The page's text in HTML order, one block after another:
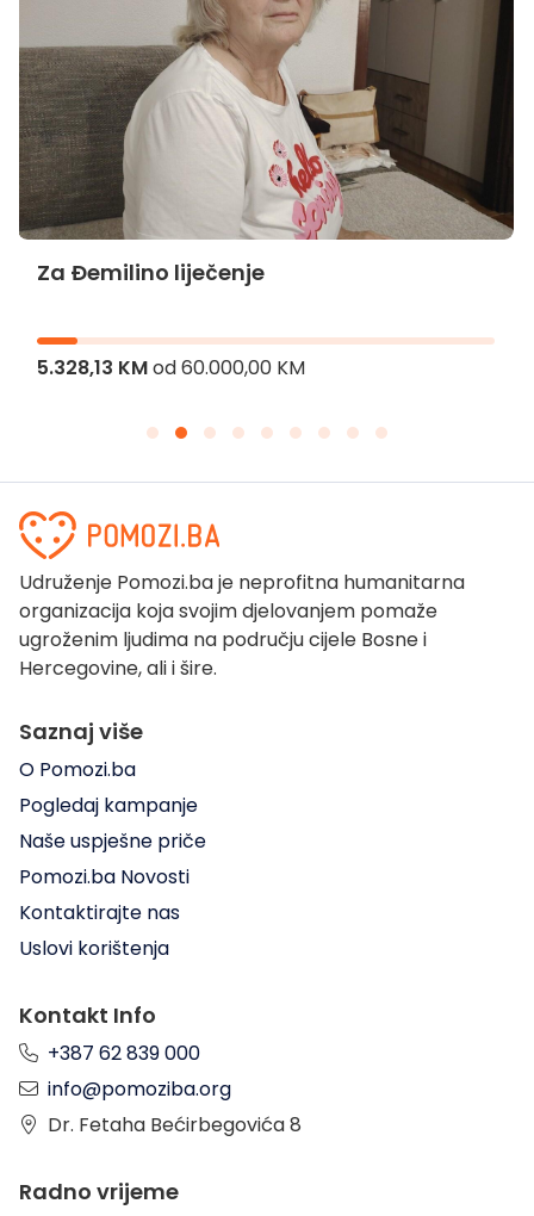
Za Đemilino liječenje
5.328,13 KMod60.000,00 KM
Udruženje Pomozi.ba je neprofitna humanitarna
organizacija koja svojim djelovanjem pomaže
ugroženim ljudima na području cijele Bosne i
Hercegovine, ali i šire.
Saznaj više
O Pomozi.ba
Pogledaj kampanje
Naše uspješne priče
Pomozi.ba Novosti
Kontaktirajte nas
Uslovi korištenja
Kontakt Info
+387 62 839 000
info@pomoziba.org
Dr. Fetaha Bećirbegovića 8
Radno vrijeme